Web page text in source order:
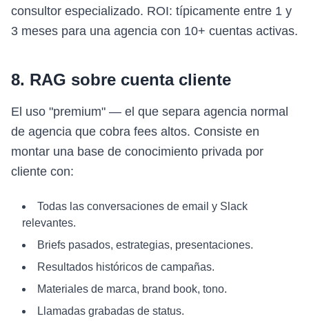
consultor especializado. ROI: típicamente entre 1 y
3 meses para una agencia con 10+ cuentas activas.
8. RAG sobre cuenta cliente
El uso "premium" — el que separa agencia normal
de agencia que cobra fees altos. Consiste en
montar una base de conocimiento privada por
cliente con:
Todas las conversaciones de email y Slack
relevantes.
Briefs pasados, estrategias, presentaciones.
Resultados históricos de campañas.
Materiales de marca, brand book, tono.
Llamadas grabadas de status.